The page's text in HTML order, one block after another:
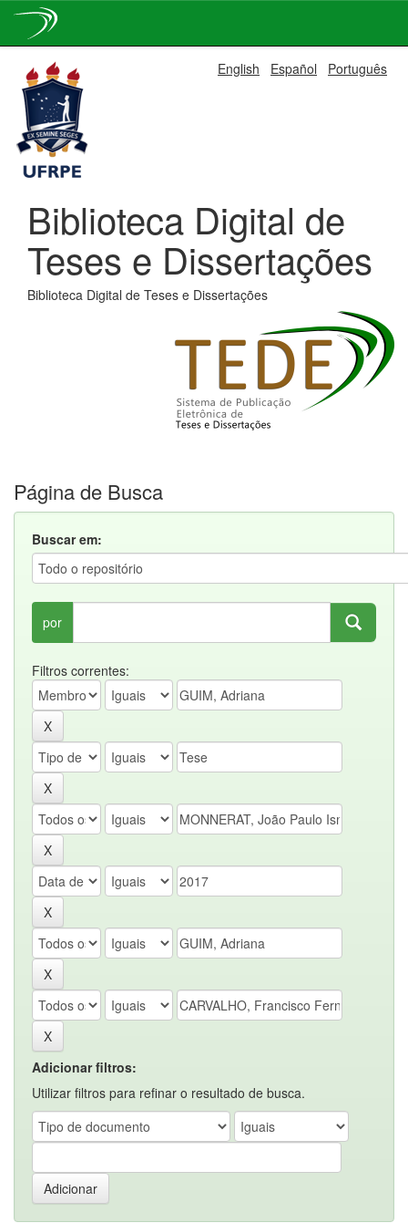
navigation
English Español Português
Biblioteca Digital de
Teses e Dissertações
Biblioteca Digital de Teses e Dissertações
Página de Busca
Buscar em:
por
Filtros correntes:
Adicionar filtros:
Utilizar filtros para refinar o resultado de busca.